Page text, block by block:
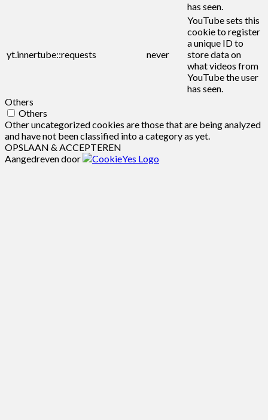
has seen.
yt.innertube::requests never
YouTube sets this
cookie to register
a unique ID to
store data on
what videos from
YouTube the user
has seen.
Others
Others
Other uncategorized cookies are those that are being analyzed
and have not been classified into a category as yet.
OPSLAAN & ACCEPTEREN
Aangedreven door